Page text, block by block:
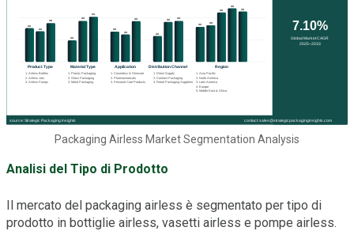
Packaging Airless Market Segmentation Analysis
Analisi del Tipo di Prodotto
Il mercato del packaging airless è segmentato per tipo di
prodotto in bottiglie airless, vasetti airless e pompe airless.